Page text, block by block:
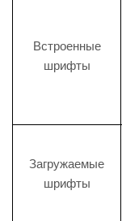
Встроенные
шрифты
Загружаемые
шрифты